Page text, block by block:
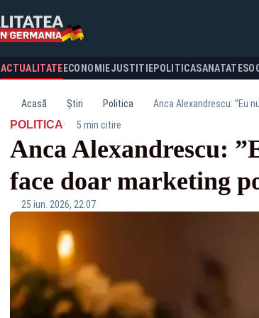
ACTUALITATE ECONOMIEJUSTITIEPOLITICASANATATE
Acasă Știri Politica Anca Alexandrescu: ”Eu
POLITICA· 5 min citire
Anca Alexandrescu:
face doar marketing
25 iun. 2026, 22:07